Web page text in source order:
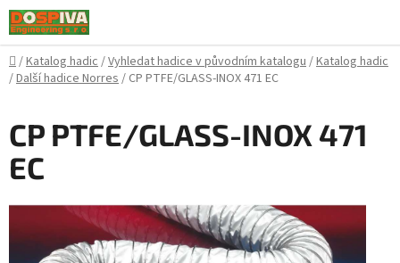
Přejít
na
obsah
Domů
/Katalog hadic/Vyhledat hadice v původním katalogu/Katalog hadic
/Další hadice Norres/ CP PTFE/GLASS-INOX 471 EC
CP PTFE/GLASS-INOX 471
EC